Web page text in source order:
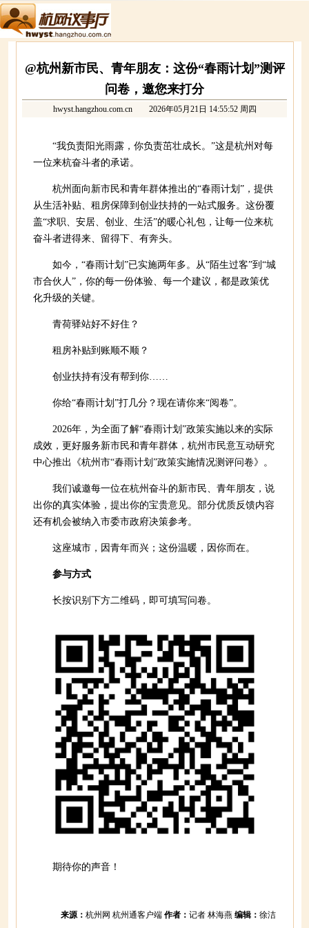
@杭州新市民、青年朋友：这份“春雨计划”测评
问卷，邀您来打分
hwyst.hangzhou.com.cn2026年05月21日 14:55:52 周四
“我负责阳光雨露，你负责茁壮成长。”这是杭州对每
一位来杭奋斗者的承诺。
杭州面向新市民和青年群体推出的“春雨计划”，提供
从生活补贴、租房保障到创业扶持的一站式服务。这份覆
盖“求职、安居、创业、生活”的暖心礼包，让每一位来杭
奋斗者进得来、留得下、有奔头。
如今，“春雨计划”已实施两年多。从“陌生过客”到“城
市合伙人”，你的每一份体验、每一个建议，都是政策优
化升级的关键。
青荷驿站好不好住？
租房补贴到账顺不顺？
创业扶持有没有帮到你……
你给“春雨计划”打几分？现在请你来“阅卷”。
2026年，为全面了解“春雨计划”政策实施以来的实际
成效，更好服务新市民和青年群体，杭州市民意互动研究
中心推出《杭州市“春雨计划”政策实施情况测评问卷》。
我们诚邀每一位在杭州奋斗的新市民、青年朋友，说
出你的真实体验，提出你的宝贵意见。部分优质反馈内容
还有机会被纳入市委市政府决策参考。
这座城市，因青年而兴；这份温暖，因你而在。
参与方式
长按识别下方二维码，即可填写问卷。
期待你的声音！
来源： 杭州网 杭州通客户端 作者： 记者 林海燕 编辑： 徐洁